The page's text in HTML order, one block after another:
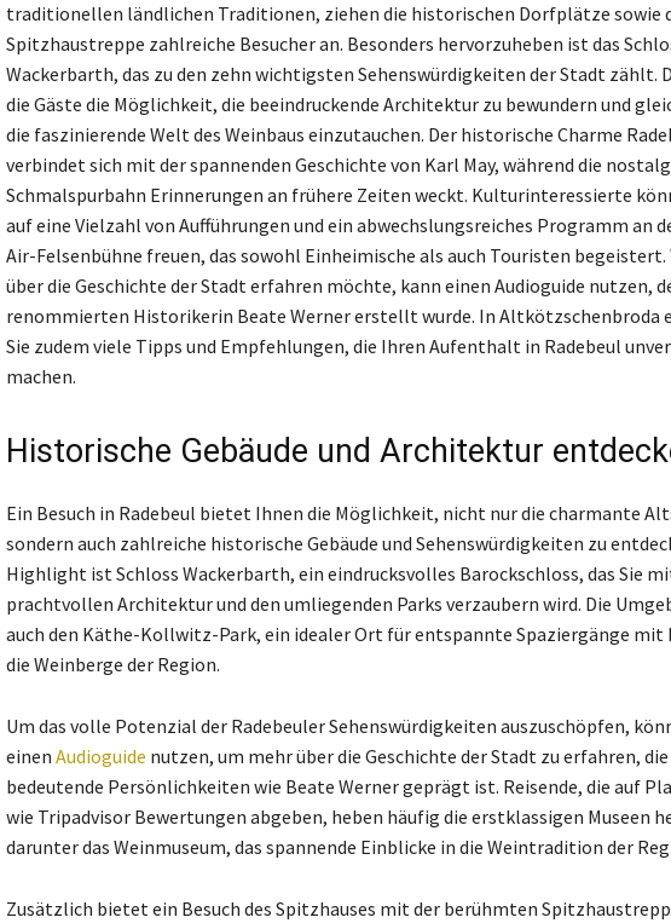
traditionellen ländlichen Traditionen, ziehen die historischen Dorfplätze sowie
Spitzhaustreppe zahlreiche Besucher an. Besonders hervorzuheben ist das
Wackerbarth, das zu den zehn wichtigsten Sehenswürdigkeiten der Stadt zählt.
die Gäste die Möglichkeit, die beeindruckende Architektur zu bewundern und
die faszinierende Welt des Weinbaus einzutauchen. Der historische Charme
verbindet sich mit der spannenden Geschichte von Karl May, während die
Schmalspurbahn Erinnerungen an frühere Zeiten weckt. Kulturinteressierte
auf eine Vielzahl von Aufführungen und ein abwechslungsreiches Programm an
Air-Felsenbühne freuen, das sowohl Einheimische als auch Touristen begeistert.
über die Geschichte der Stadt erfahren möchte, kann einen Audioguide nutzen,
renommierten Historikerin Beate Werner erstellt wurde. In Altkötzschenbroda
Sie zudem viele Tipps und Empfehlungen, die Ihren Aufenthalt in Radebeul
machen.
Historische Gebäude und Architektur
Ein Besuch in Radebeul bietet Ihnen die Möglichkeit, nicht nur die charmante
sondern auch zahlreiche historische Gebäude und Sehenswürdigkeiten zu
Highlight ist Schloss Wackerbarth, ein eindrucksvolles Barockschloss, das Sie
prachtvollen Architektur und den umliegenden Parks verzaubern wird. Die
auch den Käthe-Kollwitz-Park, ein idealer Ort für entspannte Spaziergänge mit
die Weinberge der Region.
Um das volle Potenzial der Radebeuler Sehenswürdigkeiten auszuschöpfen,
einen Audioguide nutzen, um mehr über die Geschichte der Stadt zu erfahren,
bedeutende Persönlichkeiten wie Beate Werner geprägt ist. Reisende, die auf
wie Tripadvisor Bewertungen abgeben, heben häufig die erstklassigen Museen
darunter das Weinmuseum, das spannende Einblicke in die Weintradition der
Zusätzlich bietet ein Besuch des Spitzhauses mit der berühmten